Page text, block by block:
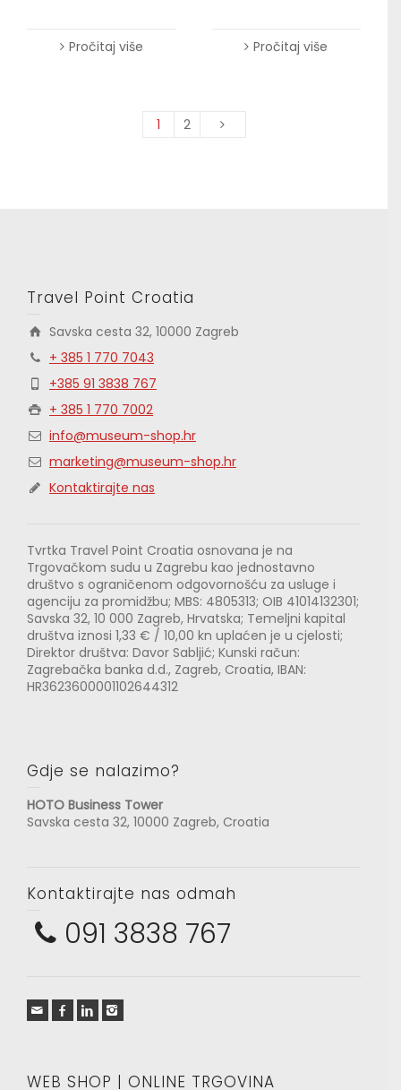
Pročitaj više Pročitaj više
1 2
Travel Point Croatia
Savska cesta 32, 10000 Zagreb
+ 385 1 770 7043
+385 91 3838 767
+ 385 1 770 7002
info@museum-shop.hr
marketing@museum-shop.hr
Kontaktirajte nas
Tvrtka Travel Point Croatia osnovana je na
Trgovačkom sudu u Zagrebu kao jednostavno
društvo s ograničenom odgovornošću za usluge i
agenciju za promidžbu; MBS: 4805313; OIB 41014132301;
Savska 32, 10 000 Zagreb, Hrvatska; Temeljni kapital
društva iznosi 1,33 € / 10,00 kn uplaćen je u cjelosti;
Direktor društva: Davor Sabljić; Kunski račun:
Zagrebačka banka d.d., Zagreb, Croatia, IBAN:
HR3623600001102644312
Gdje se nalazimo?
HOTO Business Tower
Savska cesta 32, 10000 Zagreb, Croatia
Kontaktirajte nas odmah
091 3838 767
WEB SHOP | ONLINE TRGOVINA